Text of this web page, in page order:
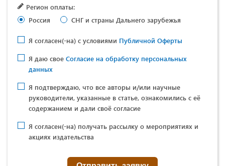
Регион оплаты:
Россия
СНГ и страны Дальнего зарубежья
Я согласен(-на) с условиями Публичной Оферты
Я даю свое Согласие на обработку персональных
данных
Я подтверждаю, что все авторы и/или научные
руководители, указанные в статье, ознакомились с её
содержанием и дали своё согласие
Я согласен(-на) получать рассылку о мероприятиях и
акциях издательства